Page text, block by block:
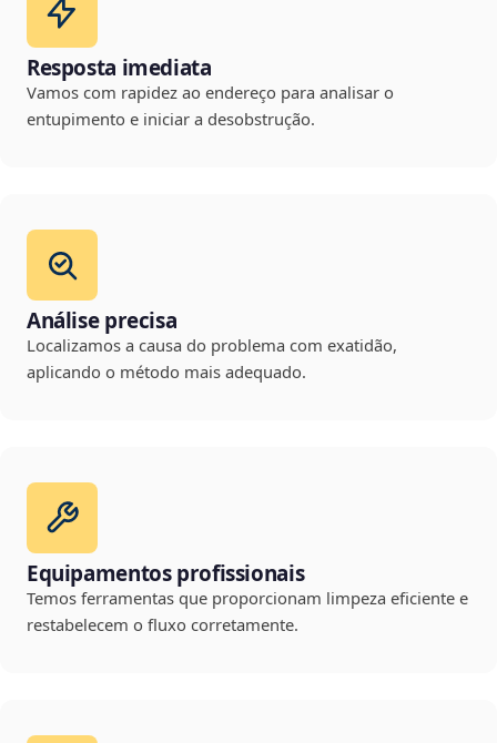
Resposta imediata
Vamos com rapidez ao endereço para analisar o
entupimento e iniciar a desobstrução.
Análise precisa
Localizamos a causa do problema com exatidão,
aplicando o método mais adequado.
Equipamentos profissionais
Temos ferramentas que proporcionam limpeza eficiente e
restabelecem o fluxo corretamente.